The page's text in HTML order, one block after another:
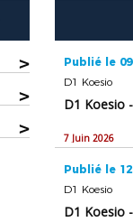
>
>
>
Publié le
D1 Koesio
D1 Koesio
7 Juin 2026
Publié le
D1 Koesio
D1 Koesio